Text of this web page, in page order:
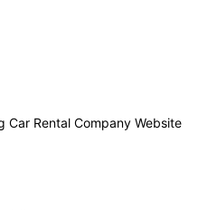
Car Rental Company Website